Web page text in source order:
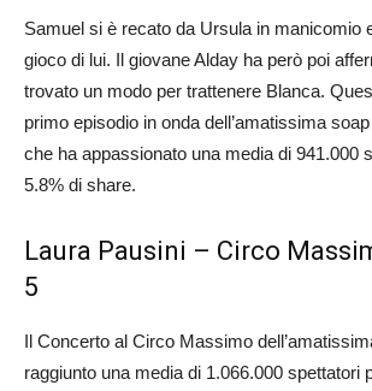
Samuel si è recato da Ursula in manicomio
gioco di lui. Il giovane Alday ha però poi
trovato un modo per trattenere Blanca.
primo episodio in onda dell’amatissima
che ha appassionato una media di 941.000
5.8% di share.
Laura Pausini – Circo
5
Il Concerto al Circo Massimo
raggiunto una media di 1.066.000 spettatori